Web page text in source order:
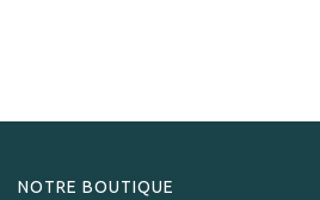
NOTRE BOUTIQUE